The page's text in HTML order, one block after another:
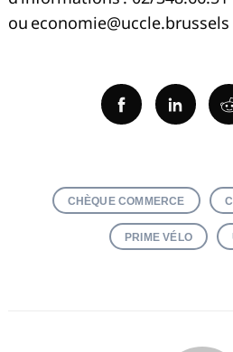
ou economie@uccle.brussels
Facebook
CHÈQUE COMMERCE
PRIME VÉLO